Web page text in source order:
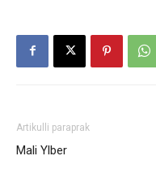
Artikulli paraprak
Mali Ylber